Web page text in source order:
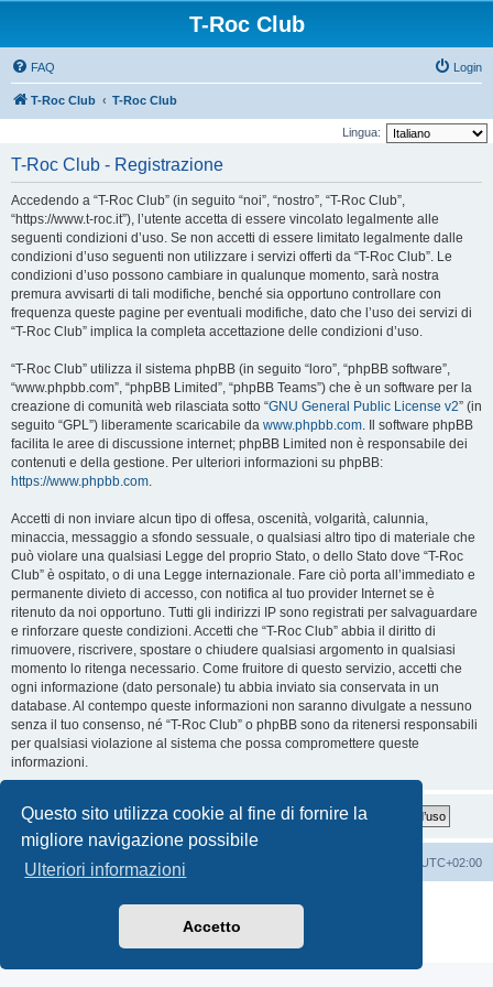
Questo sito utilizza cookie al fine di fornire la
migliore navigazione possibile
Ulteriori informazioni
Accetto
T-Roc Club
FAQ Login
T-Roc Club T-Roc Club
Lingua:
T-Roc Club - Registrazione
Accedendo a “T-Roc Club” (in seguito “noi”, “nostro”, “T-Roc Club”,
“https://www.t-roc.it”), l’utente accetta di essere vincolato legalmente alle
seguenti condizioni d’uso. Se non accetti di essere limitato legalmente dalle
condizioni d’uso seguenti non utilizzare i servizi offerti da “T-Roc Club”. Le
condizioni d’uso possono cambiare in qualunque momento, sarà nostra
premura avvisarti di tali modifiche, benché sia opportuno controllare con
frequenza queste pagine per eventuali modifiche, dato che l’uso dei servizi di
“T-Roc Club” implica la completa accettazione delle condizioni d’uso.
“T-Roc Club” utilizza il sistema phpBB (in seguito “loro”, “phpBB software”,
“www.phpbb.com”, “phpBB Limited”, “phpBB Teams”) che è un software per la
creazione di comunità web rilasciata sotto “GNU General Public License v2” (in
seguito “GPL”) liberamente scaricabile da www.phpbb.com. Il software phpBB
facilita le aree di discussione internet; phpBB Limited non è responsabile dei
contenuti e della gestione. Per ulteriori informazioni su phpBB:
https://www.phpbb.com.
Accetti di non inviare alcun tipo di offesa, oscenità, volgarità, calunnia,
minaccia, messaggio a sfondo sessuale, o qualsiasi altro tipo di materiale che
può violare una qualsiasi Legge del proprio Stato, o dello Stato dove “T-Roc
Club” è ospitato, o di una Legge internazionale. Fare ciò porta all’immediato e
permanente divieto di accesso, con notifica al tuo provider Internet se è
ritenuto da noi opportuno. Tutti gli indirizzi IP sono registrati per salvaguardare
e rinforzare queste condizioni. Accetti che “T-Roc Club” abbia il diritto di
rimuovere, riscrivere, spostare o chiudere qualsiasi argomento in qualsiasi
momento lo ritenga necessario. Come fruitore di questo servizio, accetti che
ogni informazione (dato personale) tu abbia inviato sia conservata in un
database. Al contempo queste informazioni non saranno divulgate a nessuno
senza il tuo consenso, né “T-Roc Club” o phpBB sono da ritenersi responsabili
per qualsiasi violazione al sistema che possa compromettere queste
informazioni.
T-Roc Club T-Roc Club UTC+02:00
Traduzione Italiana